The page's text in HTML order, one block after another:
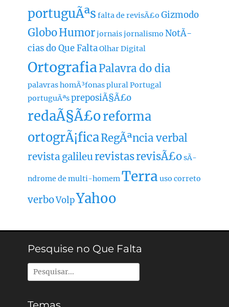
portuguÃªs falta de revisÃ£o Gizmodo
GloboHumorjornaisjornalismo NotÃ­
cias do Que FaltaOlhar Digital
OrtografiaPalavra do dia
palavras homÃ³fonaspluralPortugal
portuguÃªspreposiÃ§Ã£o
redaÃ§Ã£oreforma
ortogrÃ¡ficaRegÃªncia verbal
revista galileurevistasrevisÃ£osÃ­
ndrome de multi-homemTerra uso correto
verboVolpYahoo
Pesquise no Que Falta
Pesquisar
por: